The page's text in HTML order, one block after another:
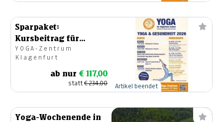
Sparpaket:
Kursbeitrag für
Sommer - Semester
2026
YOGA-Zentrum
Klagenfurt
ab nur € 117,00
statt€ 234,00 Artikel beendet
Yoga-Wochenende in